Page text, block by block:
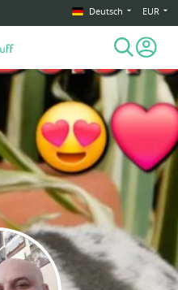
Deutsch EUR